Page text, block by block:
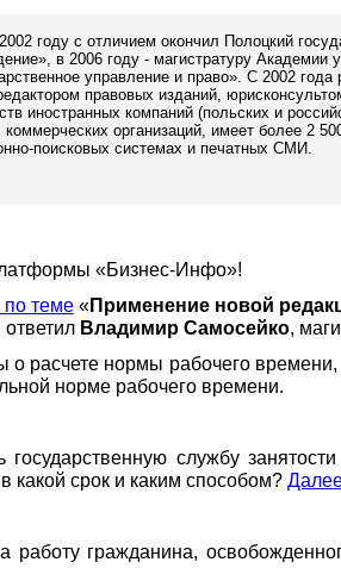
году с отличием окончил Полоцкий
в 2006 году - магистратуру Академии
управление и право». С 2002 года
правовых изданий,
иностранных компаний (польских и
организаций, имеет более 2
поисковых системах и печатных СМИ.
«Бизнес-Инфо»!
теме«Применение новой
ответил Владимир Самосейко,
расчете нормы рабочего
норме рабочего времени.
службу
какой срок и каким способом?
работу гражданина,